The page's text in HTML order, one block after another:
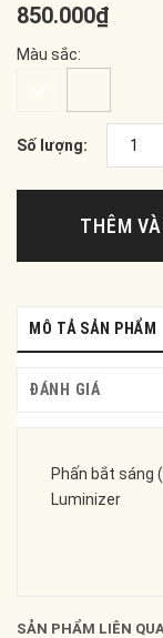
850.000₫
Màu sắc:
Số lượng:
THÊM
MÔ TẢ SẢN PHẨM
ĐÁNH GIÁ
Phấn bắt sáng
Luminizer
SẢN PHẨM LIÊN